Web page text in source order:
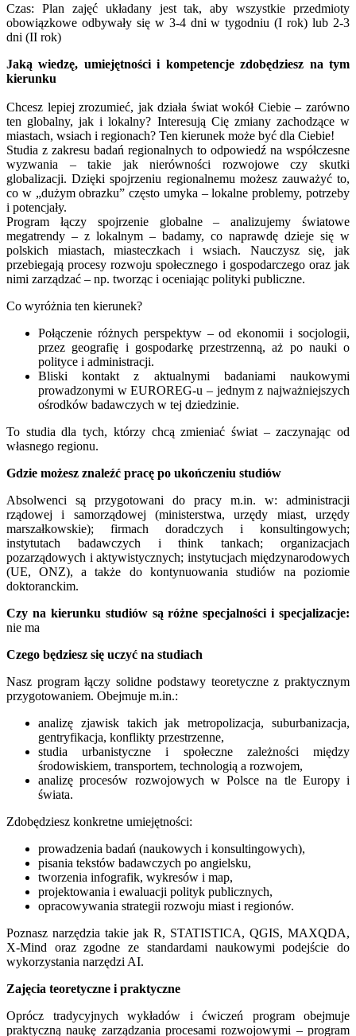
Czas: Plan zajęć układany jest tak, aby wszystkie przedmioty
obowiązkowe odbywały się w 3-4 dni w tygodniu (I rok) lub 2-3
dni (II rok)
Jaką wiedzę, umiejętności i kompetencje zdobędziesz na tym
kierunku
Chcesz lepiej zrozumieć, jak działa świat wokół Ciebie – zarówno
ten globalny, jak i lokalny? Interesują Cię zmiany zachodzące w
miastach, wsiach i regionach? Ten kierunek może być dla Ciebie!
Studia z zakresu badań regionalnych to odpowiedź na współczesne
wyzwania – takie jak nierówności rozwojowe czy skutki
globalizacji. Dzięki spojrzeniu regionalnemu możesz zauważyć to,
co w „dużym obrazku” często umyka – lokalne problemy, potrzeby
i potencjały.
Program łączy spojrzenie globalne – analizujemy światowe
megatrendy – z lokalnym – badamy, co naprawdę dzieje się w
polskich miastach, miasteczkach i wsiach. Nauczysz się, jak
przebiegają procesy rozwoju społecznego i gospodarczego oraz jak
nimi zarządzać – np. tworząc i oceniając polityki publiczne.
Co wyróżnia ten kierunek?
Połączenie różnych perspektyw – od ekonomii i socjologii,
przez geografię i gospodarkę przestrzenną, aż po nauki o
polityce i administracji.
Bliski kontakt z aktualnymi badaniami naukowymi
prowadzonymi w EUROREG-u – jednym z najważniejszych
ośrodków badawczych w tej dziedzinie.
To studia dla tych, którzy chcą zmieniać świat – zaczynając od
własnego regionu.
Gdzie możesz znaleźć pracę po ukończeniu studiów
Absolwenci są przygotowani do pracy m.in. w: administracji
rządowej i samorządowej (ministerstwa, urzędy miast, urzędy
marszałkowskie); firmach doradczych i konsultingowych;
instytutach badawczych i think tankach; organizacjach
pozarządowych i aktywistycznych; instytucjach międzynarodowych
(UE, ONZ), a także do kontynuowania studiów na poziomie
doktoranckim.
Czy na kierunku studiów są różne specjalności i specjalizacje:
nie ma
Czego będziesz się uczyć na studiach
Nasz program łączy solidne podstawy teoretyczne z praktycznym
przygotowaniem. Obejmuje m.in.:
analizę zjawisk takich jak metropolizacja, suburbanizacja,
gentryfikacja, konflikty przestrzenne,
studia urbanistyczne i społeczne zależności między
środowiskiem, transportem, technologią a rozwojem,
analizę procesów rozwojowych w Polsce na tle Europy i
świata.
Zdobędziesz konkretne umiejętności:
prowadzenia badań (naukowych i konsultingowych),
pisania tekstów badawczych po angielsku,
tworzenia infografik, wykresów i map,
projektowania i ewaluacji polityk publicznych,
opracowywania strategii rozwoju miast i regionów.
Poznasz narzędzia takie jak R, STATISTICA, QGIS, MAXQDA,
X-Mind oraz zgodne ze standardami naukowymi podejście do
wykorzystania narzędzi AI.
Zajęcia teoretyczne i praktyczne
Oprócz tradycyjnych wykładów i ćwiczeń program obejmuje
praktyczną naukę zarządzania procesami rozwojowymi – program